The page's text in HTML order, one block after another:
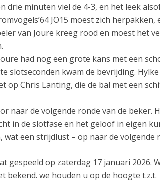
drie minuten viel de 4-3, en het leek
JO15 moest zich herpakken,
van Joure kreeg rood en moest het
had nog een grote kans met een
slotseconden kwam de bevrijding.
op Chris Lanting, die de bal met een
naar de volgende ronde van de beker.
in de slotfase en het geloof in eigen
een strijdlust – op naar de volgende
gespeeld op zaterdag 17 januari 2026.
we houden u op de hoogte t.z.t.